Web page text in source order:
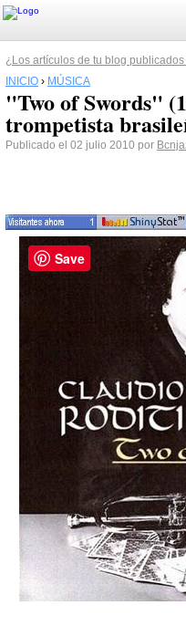
¿Los artículos de tu blog
INICIO › MÚSICA
"Two of Swords"
trompetista
Publicado el 02 julio 2010 por
Save